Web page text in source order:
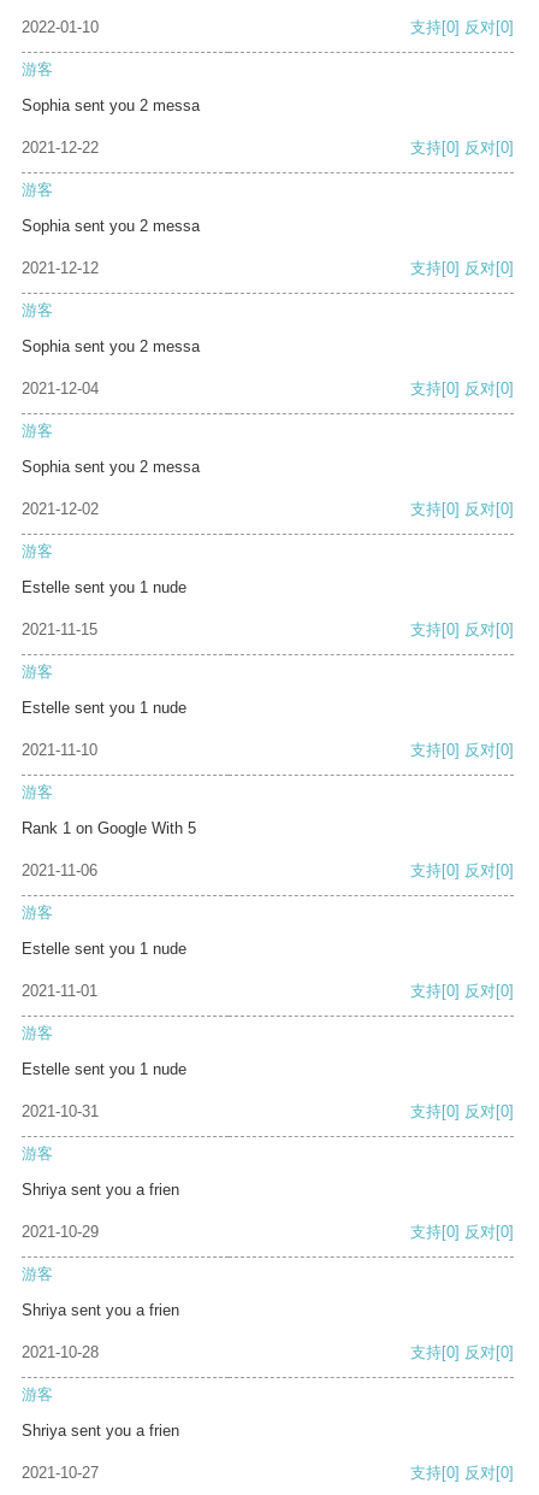
2022-01-10 支持[0] 反对[0]
游客
Sophia sent you 2 messa
2021-12-22 支持[0] 反对[0]
游客
Sophia sent you 2 messa
2021-12-12 支持[0] 反对[0]
游客
Sophia sent you 2 messa
2021-12-04 支持[0] 反对[0]
游客
Sophia sent you 2 messa
2021-12-02 支持[0] 反对[0]
游客
Estelle sent you 1 nude
2021-11-15 支持[0] 反对[0]
游客
Estelle sent you 1 nude
2021-11-10 支持[0] 反对[0]
游客
Rank 1 on Google With 5
2021-11-06 支持[0] 反对[0]
游客
Estelle sent you 1 nude
2021-11-01 支持[0] 反对[0]
游客
Estelle sent you 1 nude
2021-10-31 支持[0] 反对[0]
游客
Shriya sent you a frien
2021-10-29 支持[0] 反对[0]
游客
Shriya sent you a frien
2021-10-28 支持[0] 反对[0]
游客
Shriya sent you a frien
2021-10-27 支持[0] 反对[0]